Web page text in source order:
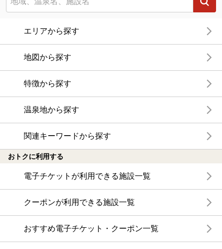
エリアから探す
地図から探す
特徴から探す
温泉地から探す
関連キーワードから探す
おトクに利用する
電子チケットが利用できる施設一覧
クーポンが利用できる施設一覧
おすすめ電子チケット・クーポン一覧